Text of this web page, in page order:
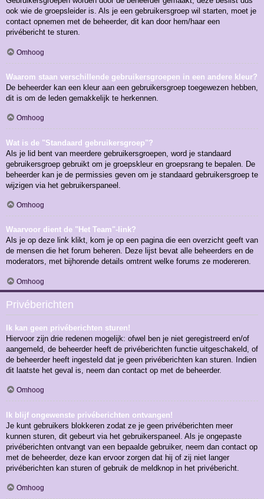
ook wie de groepsleider is. Als je een gebruikersgroep wil starten, moet je
contact opnemen met de beheerder, dit kan door hem/haar een
privébericht te sturen.
Omhoog
Waarom staan verschillende gebruikersgroepen in een andere kleur?
De beheerder kan een kleur aan een gebruikersgroep toegewezen hebben,
dit is om de leden gemakkelijk te herkennen.
Omhoog
Wat is de "Standaard gebruikersgroep"?
Als je lid bent van meerdere gebruikersgroepen, word je standaard
gebruikersgroep gebruikt om je groepskleur en groepsrang te bepalen. De
beheerder kan je de permissies geven om je standaard gebruikersgroep te
wijzigen via het gebruikerspaneel.
Omhoog
Waarvoor dient de "Het Team"-link?
Als je op deze link klikt, kom je op een pagina die een overzicht geeft van
de mensen die het forum beheren. Deze lijst bevat alle beheerders en de
moderators, met bijhorende details omtrent welke forums ze modereren.
Omhoog
Privéberichten
Ik kan geen privéberichten sturen!
Hiervoor zijn drie redenen mogelijk: ofwel ben je niet geregistreerd en/of
aangemeld, de beheerder heeft de privéberichten functie uitgeschakeld, of
de beheerder heeft ingesteld dat je geen privéberichten kan sturen. Indien
dit laatste het geval is, neem dan contact op met de beheerder.
Omhoog
Ik blijf ongewenste privéberichten ontvangen!
Je kunt gebruikers blokkeren zodat ze je geen privéberichten meer
kunnen sturen, dit gebeurt via het gebruikerspaneel. Als je ongepaste
privéberichten ontvangt van een bepaalde gebruiker, neem dan contact op
met de beheerder, deze kan ervoor zorgen dat hij of zij niet langer
privéberichten kan sturen of gebruik de meldknop in het privébericht.
Omhoog